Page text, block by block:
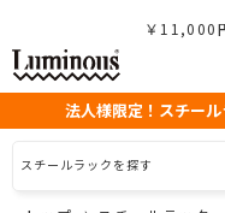
￥11,000
法人様限定！スチー
スチールラックを探す